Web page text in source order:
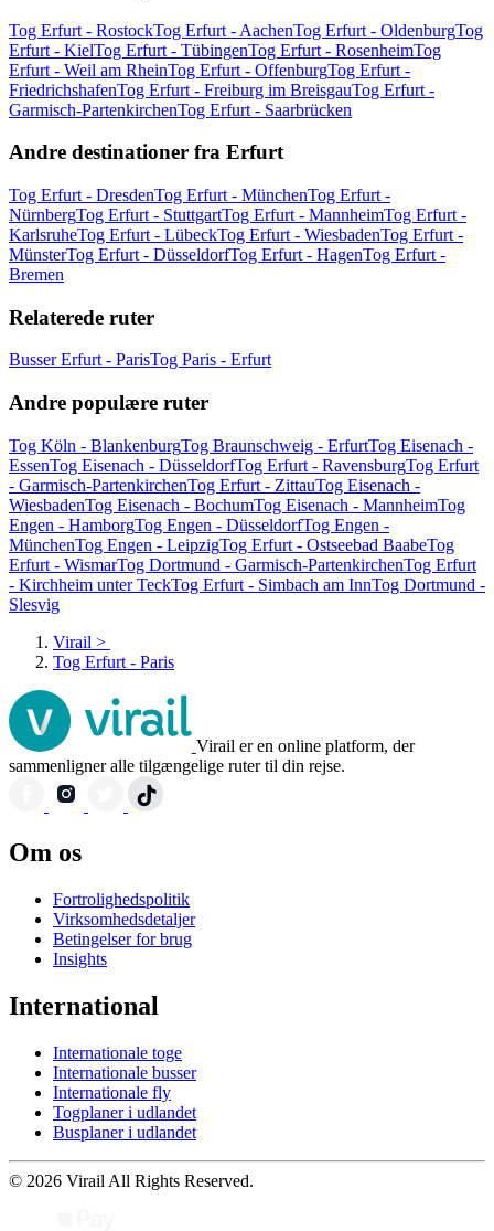
Tog Erfurt - RostockTog Erfurt - AachenTog Erfurt - OldenburgTog
Erfurt - KielTog Erfurt - TübingenTog Erfurt - RosenheimTog
Erfurt - Weil am RheinTog Erfurt - OffenburgTog Erfurt -
FriedrichshafenTog Erfurt - Freiburg im BreisgauTog Erfurt -
Garmisch-PartenkirchenTog Erfurt - Saarbrücken
Andre destinationer fra Erfurt
Tog Erfurt - DresdenTog Erfurt - MünchenTog Erfurt -
NürnbergTog Erfurt - StuttgartTog Erfurt - MannheimTog Erfurt -
KarlsruheTog Erfurt - LübeckTog Erfurt - WiesbadenTog Erfurt -
MünsterTog Erfurt - DüsseldorfTog Erfurt - HagenTog Erfurt -
Bremen
Relaterede ruter
Busser Erfurt - ParisTog Paris - Erfurt
Andre populære ruter
Tog Köln - BlankenburgTog Braunschweig - ErfurtTog Eisenach -
EssenTog Eisenach - DüsseldorfTog Erfurt - RavensburgTog Erfurt
- Garmisch-PartenkirchenTog Erfurt - ZittauTog Eisenach -
WiesbadenTog Eisenach - BochumTog Eisenach - MannheimTog
Engen - HamborgTog Engen - DüsseldorfTog Engen -
MünchenTog Engen - LeipzigTog Erfurt - Ostseebad BaabeTog
Erfurt - WismarTog Dortmund - Garmisch-PartenkirchenTog Erfurt
- Kirchheim unter TeckTog Erfurt - Simbach am InnTog Dortmund -
Slesvig
Virail >
Tog Erfurt - Paris
Virail er en online platform, der
sammenligner alle tilgængelige ruter til din rejse.
Om os
Fortrolighedspolitik
Virksomhedsdetaljer
Betingelser for brug
Insights
International
Internationale toge
Internationale busser
Internationale fly
Togplaner i udlandet
Busplaner i udlandet
© 2026 Virail All Rights Reserved.